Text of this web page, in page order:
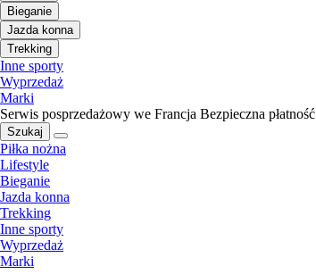
Bieganie
Jazda konna
Trekking
Inne sporty
Wyprzedaż
Marki
Serwis posprzedażowy we Francja Bezpieczna płatność
Szukaj
Piłka nożna
Lifestyle
Bieganie
Jazda konna
Trekking
Inne sporty
Wyprzedaż
Marki